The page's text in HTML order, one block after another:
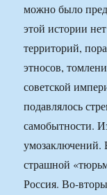
можно было
этой истории
территорий,
этносов,
советской
подавлялось
самобытности.
страшной
Россия. Во-